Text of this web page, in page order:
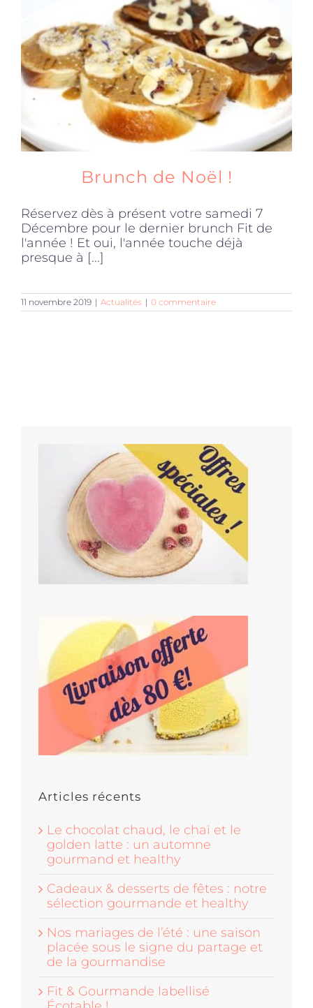
Brunch de Noël !
Réservez dès à présent votre samedi 7
Décembre pour le dernier brunch Fit de
l'année ! Et oui, l'année touche déjà
presque à [...]
11 novembre 2019 | Actualités | 0 commentaire
Articles récents
Le chocolat chaud, le chaï et le
golden latte : un automne
gourmand et healthy
Cadeaux & desserts de fêtes : notre
sélection gourmande et healthy
Nos mariages de l’été : une saison
placée sous le signe du partage et
de la gourmandise
Fit & Gourmande labellisé